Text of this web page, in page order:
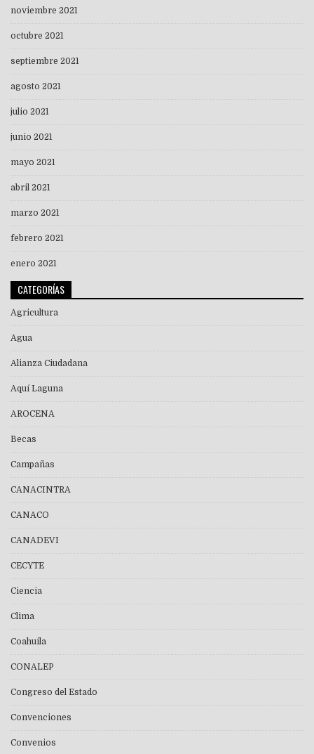
noviembre 2021
octubre 2021
septiembre 2021
agosto 2021
julio 2021
junio 2021
mayo 2021
abril 2021
marzo 2021
febrero 2021
enero 2021
CATEGORÍAS
Agricultura
Agua
Alianza Ciudadana
Aquí Laguna
AROCENA
Becas
Campañas
CANACINTRA
CANACO
CANADEVI
CECYTE
Ciencia
Clima
Coahuila
CONALEP
Congreso del Estado
Convenciones
Convenios